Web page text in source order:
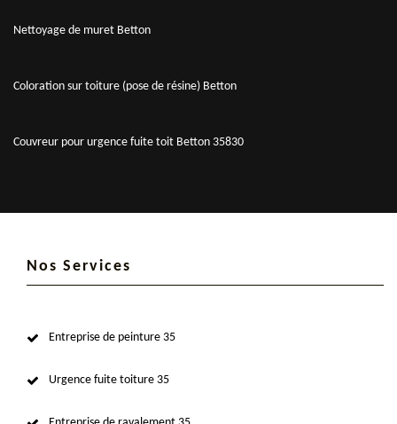
Nettoyage de muret Betton
Coloration sur toiture (pose de résine) Betton
Couvreur pour urgence fuite toit Betton 35830
Nos Services
Entreprise de peinture 35
Urgence fuite toiture 35